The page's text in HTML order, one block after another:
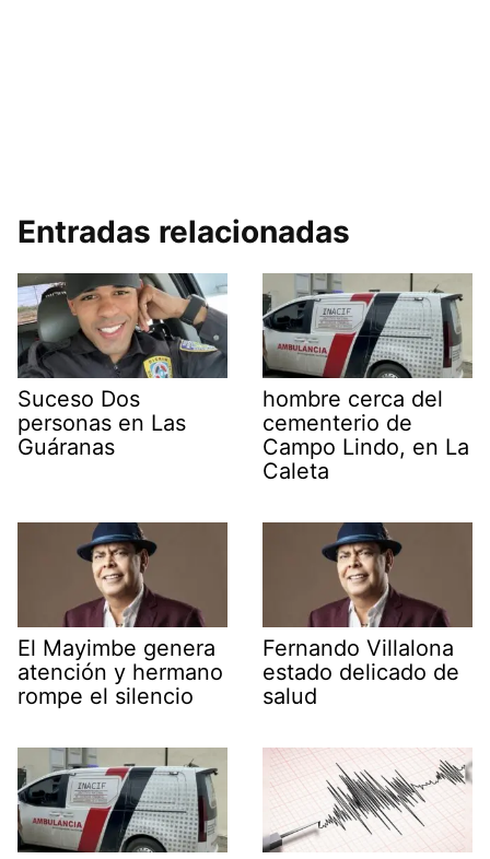
Entradas relacionadas
Suceso Dos
personas en Las
Guáranas
hombre cerca del
cementerio de
Campo Lindo, en La
Caleta
El Mayimbe genera
atención y hermano
rompe el silencio
Fernando Villalona
estado delicado de
salud